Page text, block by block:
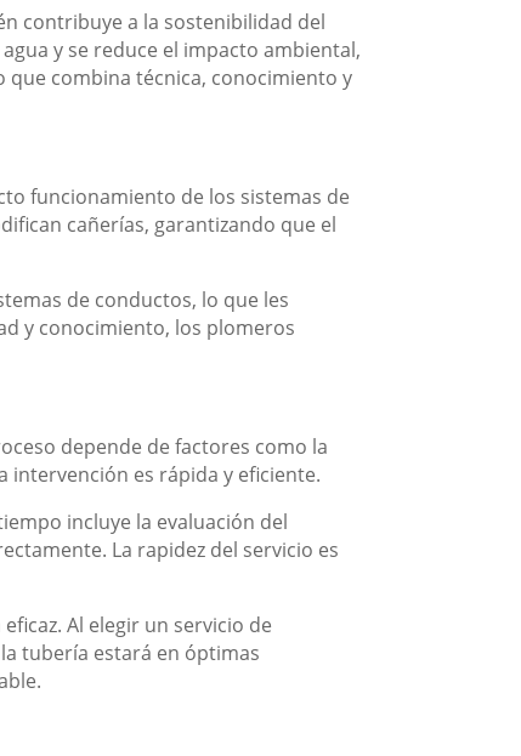
contribuye a la sostenibilidad del
y se reduce el impacto ambiental,
que combina técnica, conocimiento y
funcionamiento de los sistemas de
cañerías, garantizando que el
de conductos, lo que les
y conocimiento, los plomeros
depende de factores como la
intervención es rápida y eficiente.
incluye la evaluación del
La rapidez del servicio es
Al elegir un servicio de
tubería estará en óptimas